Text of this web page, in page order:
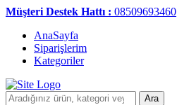
Müşteri Destek Hattı : 08509693460
AnaSayfa
Siparişlerim
Kategoriler
Ara